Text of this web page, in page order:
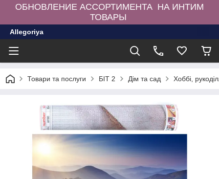
ОБНОВЛЕНИЕ АССОРТИМЕНТА НА ИНТИМ
ТОВАРЫ
Allegoriya
Товари та послуги БІТ 2 Дім та сад Хоббі,